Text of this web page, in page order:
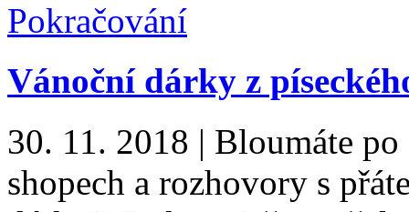
Pokračování
Vánoční dárky z
30. 11. 2018 | Bloumáte po
shopech a rozhovory s